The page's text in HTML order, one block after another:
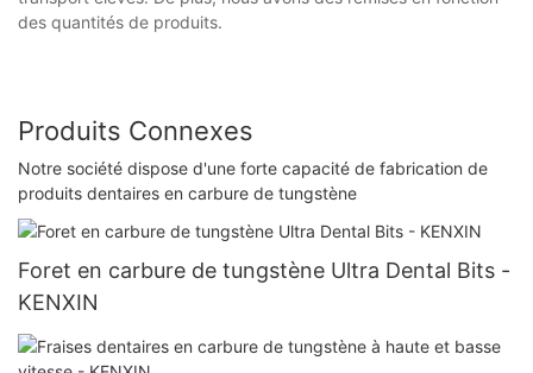
des quantités de produits.
Produits Connexes
Notre société dispose d'une forte capacité de fabrication de
produits dentaires en carbure de tungstène
Foret en carbure de tungstène Ultra Dental Bits -
KENXIN